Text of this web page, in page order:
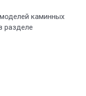
каминных
разделе